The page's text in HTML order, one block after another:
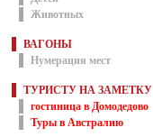
Животных
ВАГОНЫ
Нумерация мест
ТУРИСТУ НА ЗАМЕТКУ
гостиница в Домодедово
Туры в Австралию